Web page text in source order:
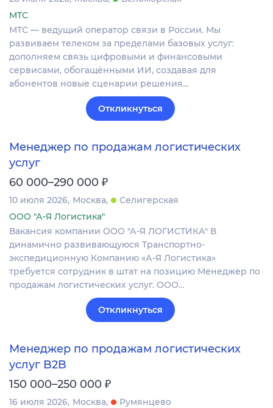
МТС
МТС — ведущий оператор связи в России. Мы
развиваем телеком за пределами базовых услуг:
дополняем связь цифровыми и финансовыми
сервисами, обогащёнными ИИ, создавая для
абонентов новые сценарии решения…
Откликнуться
Менеджер по продажам логистических
услуг
60 000–290 000 ₽
10 июля 2026 Москва
Селигерская
ООО "А-Я Логистика"
Вакансия компании ООО "А-Я ЛОГИСТИКА" В
динамично развивающуюся Транспортно-
экспедиционную Компанию «А-Я Логистика»
требуется сотрудник в штат на позицию Менеджер по
продажам логистических услуг. ООО…
Откликнуться
Менеджер по продажам логистических
услуг B2B
150 000–250 000 ₽
16 июля 2026 Москва
Румянцево